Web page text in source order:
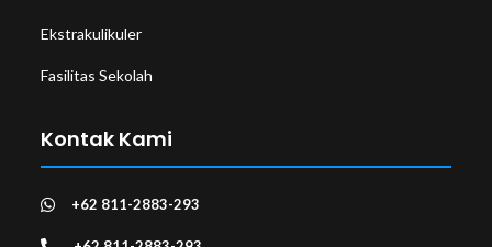
Ekstrakulikuler
Fasilitas Sekolah
Kontak Kami
+62 811-2883-293